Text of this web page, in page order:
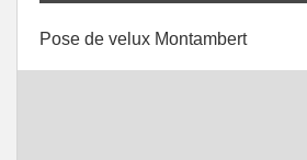
Pose de velux Montambert